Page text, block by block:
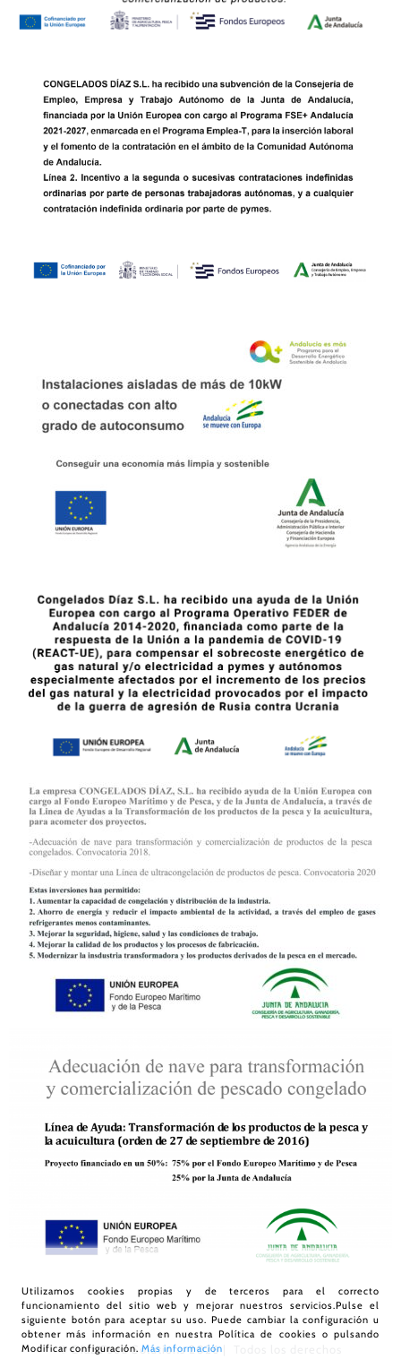
© Díaz Food Solutions2026 | Todos los derechos
Utilizamos cookies propias y de terceros para el correcto
funcionamiento del sitio web y mejorar nuestros servicios.Pulse el
siguiente botón para aceptar su uso. Puede cambiar la configuración u
obtener más información en nuestraPolítica de cookies o pulsando
Modificar configuración. Más información